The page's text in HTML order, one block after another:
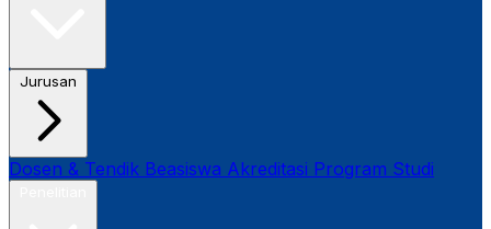
Jurusan
Dosen & Tendik Beasiswa Akreditasi Program Studi